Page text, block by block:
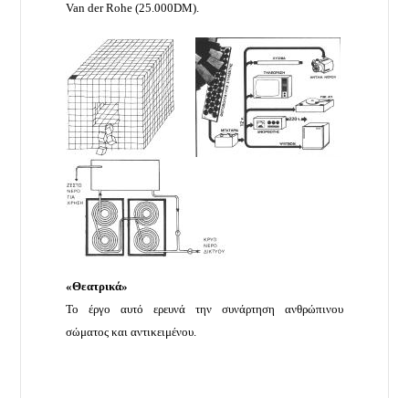
Van der Rohe (25.000DM).
«Θεατρικά»
Το έργο αυτό ερευνά την συνάρτηση ανθρώπινου
σώματος και αντικειμένου.